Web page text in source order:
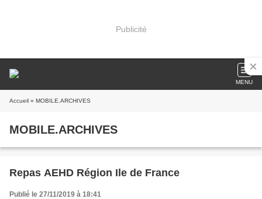
Publicité
MENU
Accueil » MOBILE.ARCHIVES
MOBILE.ARCHIVES
Repas AEHD Région Ile de France
Publié le 27/11/2019 à 18:41